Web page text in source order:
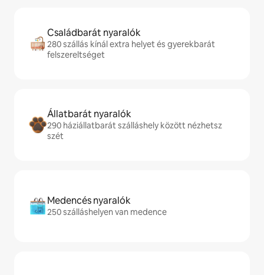
Családbarát nyaralók
280 szállás kínál extra helyet és gyerekbarát
felszereltséget
Állatbarát nyaralók
290 háziállatbarát szálláshely között nézhetsz
szét
Medencés nyaralók
250 szálláshelyen van medence